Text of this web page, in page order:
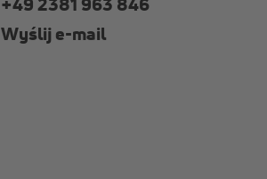
Wyślij e-mail